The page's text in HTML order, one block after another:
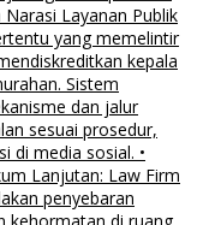
Narasi Layanan Publik
yang memelintir
kepala
Sistem
dan jalur
sesuai prosedur,
di media sosial. •
Lanjutan: Law Firm
penyebaran